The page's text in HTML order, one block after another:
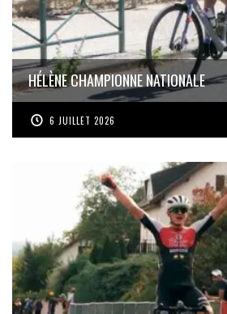
HÉLÈNE CHAMPIONNE NATIONALE
6 JUILLET 2026